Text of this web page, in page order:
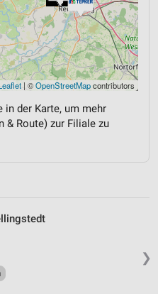
| ©OpenStreetMapcontributors
in der Karte, um mehr
& Route) zur Filiale zu
❯